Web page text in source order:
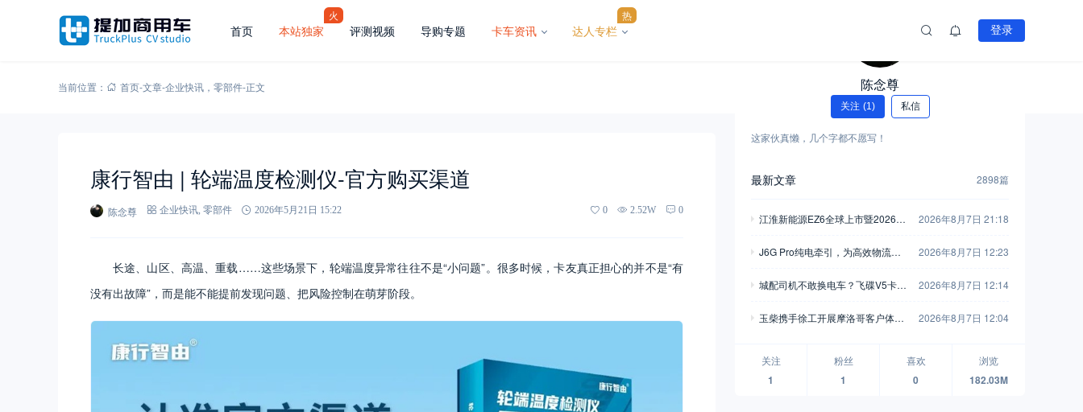
首页 本站独家
火
评测视频 导购专题 卡车资讯 达人专栏
热
登录
当前位置： 首页-文章-企业快讯 ， 零部件-正文
康行智由 | 轮端温度检测仪-官方购买渠道
陈念尊 企业快讯 零部件 2026年5月21日 15:22 0 2.52W 0
长途、山区、高温、重载……这些场景下，轮端温度异常往往不是“小问题”。很多时候，卡友真正担心的并不是“有
没有出故障”，而是能不能提前发现问题、把风险控制在萌芽阶段。
陈念尊
关注 (1) 私信
这家伙真懒，几个字都不愿写！
最新文章 2898篇
江淮新能源EZ6全球上市暨2026商
2026年8月7日 21:18
J6G Pro纯电牵引，为高效物流注
2026年8月7日 12:23
城配司机不敢换电车？飞碟V5卡用
把信心拉满
2026年8月7日 12:14
玉柴携手徐工开展摩洛哥客户体验
2026年8月7日 12:04
关注
1
粉丝
1
喜欢
0
浏览
182.03M